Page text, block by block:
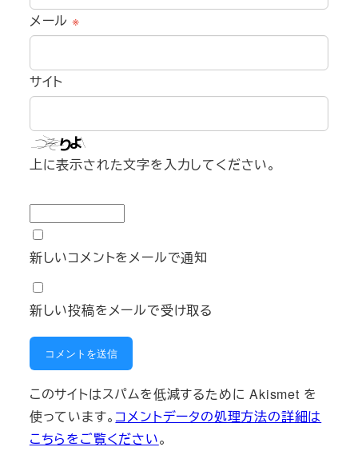
メール ※
サイト
上に表示された文字を入力してください。
新しいコメントをメールで通知
新しい投稿をメールで受け取る
このサイトはスパムを低減するために Akismet を
使っています。 コメントデータの処理方法の詳細は
こちらをご覧ください。